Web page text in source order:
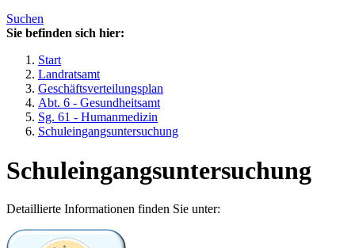
Suchen
Sie befinden sich hier:
Start
Landratsamt
Geschäftsverteilungsplan
Abt. 6 - Gesundheitsamt
Sg. 61 - Humanmedizin
Schuleingangsuntersuchung
Schuleingangsuntersuchung
Detaillierte Informationen finden Sie unter: